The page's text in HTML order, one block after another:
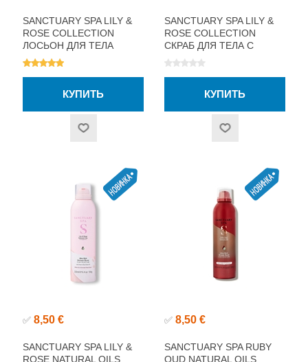
SANCTUARY SPA LILY &
ROSE COLLECTION
ЛОСЬОН ДЛЯ ТЕЛА
250МЛ
SANCTUARY SPA LILY &
ROSE COLLECTION
СКРАБ ДЛЯ ТЕЛА С
РОЗОВОЙ
✅ 8,50 €
SANCTUARY SPA LILY &
ROSE NATURAL OILS
✅ 8,50 €
SANCTUARY SPA RUBY
OUD NATURAL OILS